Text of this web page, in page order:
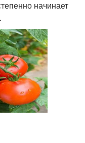
начинает